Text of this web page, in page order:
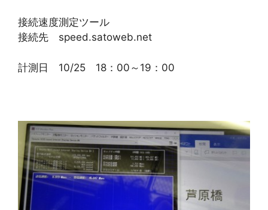
接続速度測定ツール
接続先 speed.satoweb.net
計測日 10/25 18：00～19：00